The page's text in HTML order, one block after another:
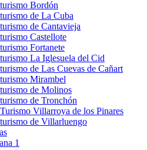
Bordón
de La Cuba
de Cantavieja
Castellote
Fortanete
La Iglesuela del Cid
de Las Cuevas de Cañart
Mirambel
de Molinos
de Tronchón
Villarroya de los Pinares
de Villarluengo
1